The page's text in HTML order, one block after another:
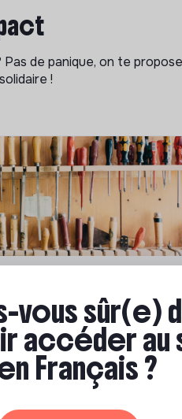
de panique, on te
!
se former à la
écologique ?
vous sûr(e)
accéder au
Français ?